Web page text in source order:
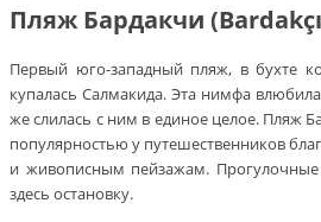
Пляж Бардакчи (Bardakçı
Первый юго-западный пляж, в бухте
купалась Салмакида. Эта нимфа
же слилась с ним в единое целое. Пляж
популярностью у путешественников
и живописным пейзажам. Прогулочные
здесь остановку.